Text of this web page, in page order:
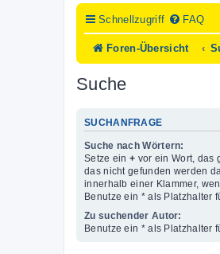
Schnellzugriff FAQ
Foren-Übersicht
Suche
SUCHANFRAGE
Suche nach Wörtern:
Setze ein + vor ein Wort, das
das nicht gefunden werden
innerhalb einer Klammer,
Benutze ein * als Platzhalter
Zu suchender Autor:
Benutze ein * als Platzhalter